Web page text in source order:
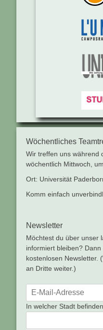
Wöchentliches
Wir treffen uns während
wöchentlich Mittwoch,
Ort: Universität
Komm einfach
Newsletter
Möchtest du über unser
informiert bleiben?
kostenlosen Newsletter.
an Dritte weiter.)
In welcher Stadt